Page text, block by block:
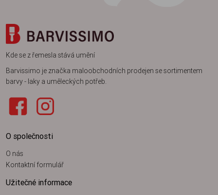
Kde se z řemesla stává umění
Barvissimo je značka maloobchodních prodejen se sortimentem
barvy - laky a uměleckých potřeb.
O společnosti
O nás
Kontaktní formulář
Užitečné informace